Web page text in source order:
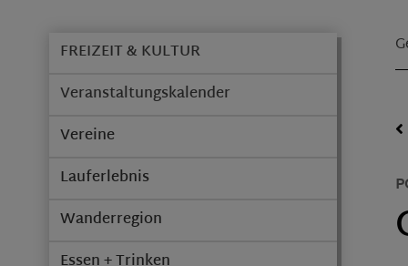
FREIZEIT & KULTUR
Veranstaltungskalender
Vereine
Lauferlebnis
Wanderregion